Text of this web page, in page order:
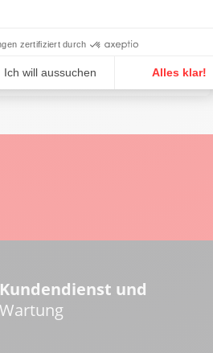
Partager sur
Kundendienst und
Wartung
zertifiziert durch
Ich will aussuchen Alles klar!